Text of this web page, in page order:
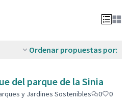
Ordenar propuestas por:
del parque de la Sinia
y Jardines Sostenibles 0
0